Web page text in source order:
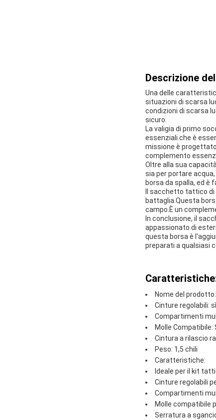
Descrizione
Una delle
situazioni di scarsa
condizioni di scarsa
sicuro.
La valigia di primo
essenziali.che è
missione è
complemento
Oltre alla sua
sia per portare
borsa da spalla, ed è
Il sacchetto tattico
battaglia.Questa
campo.È un
In conclusione, il
appassionato di
questa borsa è
preparati a qualsiasi
Nome del
Cinture regolabili: sì
Compartimenti
Molle Compatibile:
Cintura a rilascio
Peso: 1,5 chili
Caratteristiche:
Ideale per il kit
Cinture regolabili
Compartimenti
Molle compatibile
Serratura a